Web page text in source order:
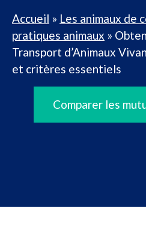
Accueil » Les animaux de
pratiques animaux »
Transport d’Animaux
et critères essentiels
Comparer les